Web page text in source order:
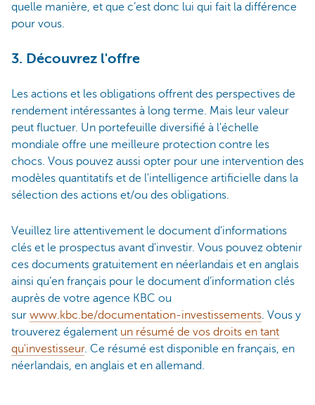
quelle manière, et que c’est donc lui qui fait la différence
pour vous.
3. Découvrez l'offre
Les actions et les obligations offrent des perspectives de
rendement intéressantes à long terme. Mais leur valeur
peut fluctuer. Un portefeuille diversifié à l'échelle
mondiale offre une meilleure protection contre les
chocs. Vous pouvez aussi opter pour une intervention des
modèles quantitatifs et de l'intelligence artificielle dans la
sélection des actions et/ou des obligations.
Veuillez lire attentivement le document d'informations
clés et le prospectus avant d'investir. Vous pouvez obtenir
ces documents gratuitement en néerlandais et en anglais
ainsi qu’en français pour le document d’information clés
auprès de votre agence KBC ou
sur www.kbc.be/documentation-investissements. Vous y
trouverez également un résumé de vos droits en tant
qu'investisseur. Ce résumé est disponible en français, en
néerlandais, en anglais et en allemand.